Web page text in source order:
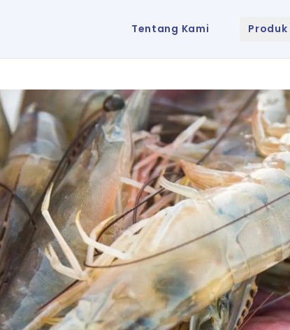
Tentang Kami Produk